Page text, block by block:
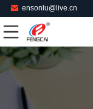
ensonlu@live.cn